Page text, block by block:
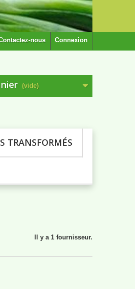
Connexion
nous
(vide)
TRANSFORMÉS
Il y a 1 fournisseur.